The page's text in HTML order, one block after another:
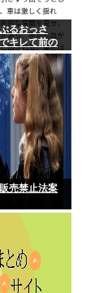
るおっさ
キレて前の
で斬りつけ
にあう
売禁止法案